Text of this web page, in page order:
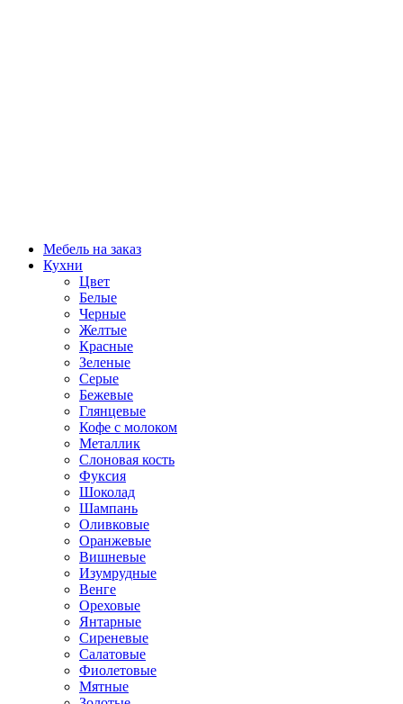
Мебель на заказ
Кухни
Цвет
Белые
Черные
Желтые
Красные
Зеленые
Серые
Бежевые
Глянцевые
Кофе с молоком
Металлик
Слоновая кость
Фуксия
Шоколад
Шампань
Оливковые
Оранжевые
Вишневые
Изумрудные
Венге
Ореховые
Янтарные
Сиреневые
Салатовые
Фиолетовые
Мятные